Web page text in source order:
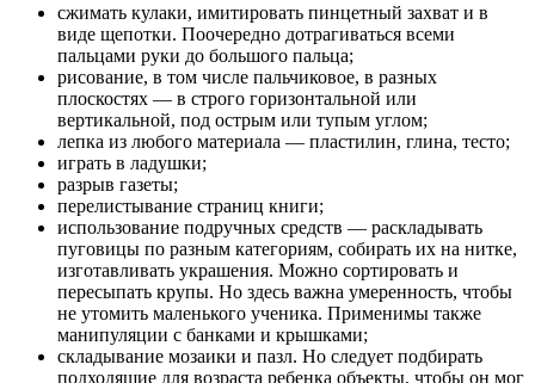
сжимать кулаки, имитировать пинцетный захват и в
виде щепотки. Поочередно дотрагиваться всеми
пальцами руки до большого пальца;
рисование, в том числе пальчиковое, в разных
плоскостях — в строго горизонтальной или
вертикальной, под острым или тупым углом;
лепка из любого материала — пластилин, глина, тесто;
играть в ладушки;
разрыв газеты;
перелистывание страниц книги;
использование подручных средств — раскладывать
пуговицы по разным категориям, собирать их на нитке,
изготавливать украшения. Можно сортировать и
пересыпать крупы. Но здесь важна умеренность, чтобы
не утомить маленького ученика. Применимы также
манипуляции с банками и крышками;
складывание мозаики и пазл. Но следует подбирать
подходящие для возраста ребенка объекты, чтобы он мог